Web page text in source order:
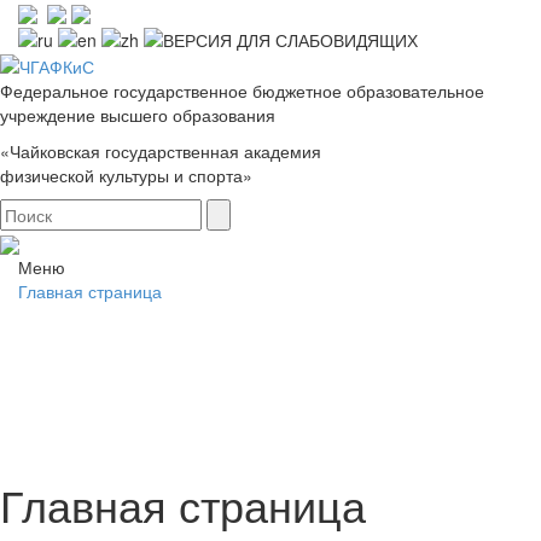
Федеральное государственное бюджетное образовательное
учреждение высшего образования
«Чайковская государственная академия
физической культуры и спорта»
Меню
Главная страница
Главная страница